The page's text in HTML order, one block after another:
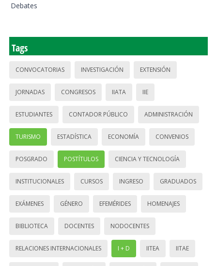
Debates
Tags
CONVOCATORIAS INVESTIGACIÓN EXTENSIÓN
JORNADAS CONGRESOS IIATA IIE
ESTUDIANTES CONTADOR PÚBLICO ADMINISTRACIÓN
TURISMO ESTADÍSTICA ECONOMÍA CONVENIOS
POSGRADO POSTÍTULOS CIENCIA Y TECNOLOGÍA
INSTITUCIONALES CURSOS INGRESO GRADUADOS
EXÁMENES GÉNERO EFEMÉRIDES HOMENAJES
BIBLIOTECA DOCENTES NODOCENTES
RELACIONES INTERNACIONALES I + D IITEA IITAE